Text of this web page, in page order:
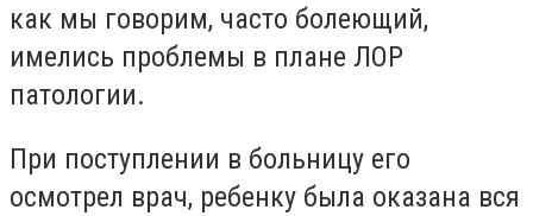
как мы говорим, часто болеющий,
имелись проблемы в плане ЛОР
патологии.
При поступлении в больницу его
осмотрел врач, ребенку была оказана вся